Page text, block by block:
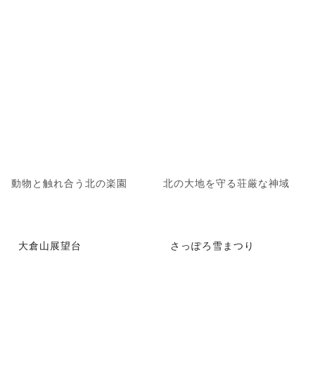
動物と触れ合う北の楽園 北の大地を守る荘厳な神域
大倉山展望台 さっぽろ雪まつり